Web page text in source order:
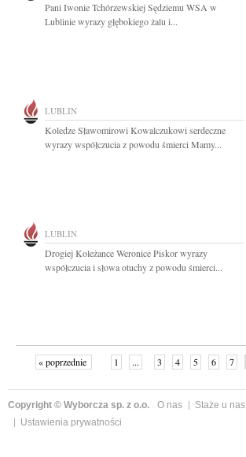
Pani Iwonie Tchórzewskiej Sędziemu WSA w
Lublinie wyrazy głębokiego żalu i...
LUBLIN
Koledze Sławomirowi Kowalczukowi serdeczne
wyrazy współczucia z powodu śmierci Mamy...
LUBLIN
Drogiej Koleżance Weronice Piskor wyrazy
współczucia i słowa otuchy z powodu śmierci...
« poprzednie 1 ... 3 4 5 6 7
Copyright © Wyborcza sp. z o.o. O nas Staże u nas
Ustawienia prywatności